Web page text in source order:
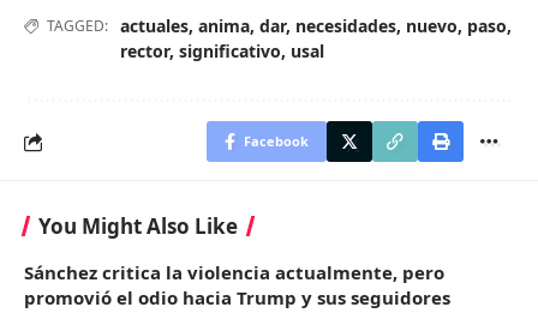
TAGGED: actuales, anima, dar, necesidades, nuevo, paso,
rector, significativo, usal
Facebook
You Might Also Like
Sánchez critica la violencia actualmente, pero
promovió el odio hacia Trump y sus seguidores